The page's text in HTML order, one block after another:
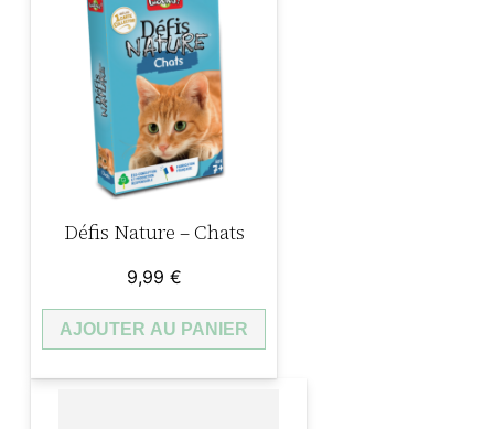
Défis Nature – Chats
9,99 €
AJOUTER AU PANIER